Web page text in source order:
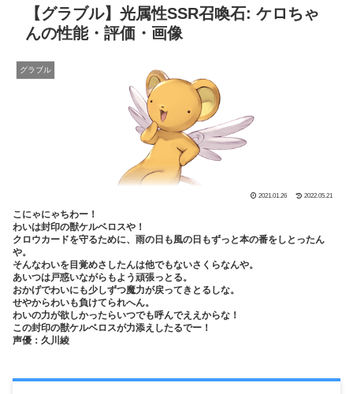
【グラブル】光属性SSR召喚石: ケロちゃ
んの性能・評価・画像
グラブル
2021.01.26 2022.05.21
こにゃにゃちわー！
わいは封印の獣ケルベロスや！
クロウカードを守るために、雨の日も風の日もずっと本の番をしとったん
や。
そんなわいを目覚めさしたんは他でもないさくらなんや。
あいつは戸惑いながらもよう頑張っとる。
おかげでわいにも少しずつ魔力が戻ってきとるしな。
せやからわいも負けてられへん。
わいの力が欲しかったらいつでも呼んでええからな！
この封印の獣ケルベロスが力添えしたるでー！
声優：久川綾